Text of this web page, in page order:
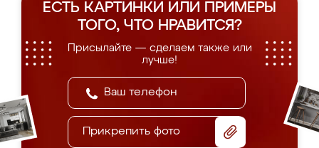
ЕСТЬ КАРТИНКИ ИЛИ ПРИМЕРЫ
ТОГО, ЧТО НРАВИТСЯ?
Присылайте — сделаем также или
лучше!
Прикрепить фото